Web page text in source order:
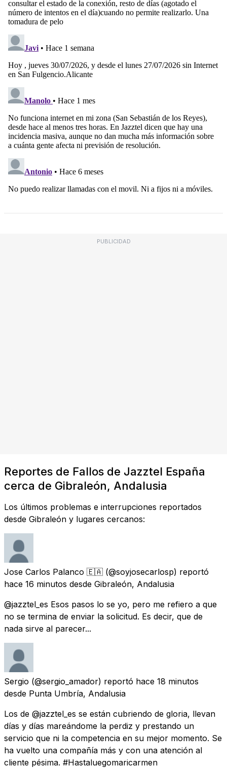
PUBLICIDAD
Reportes de Fallos de Jazztel España
cerca de Gibraleón, Andalusia
Los últimos problemas e interrupciones reportados
desde Gibraleón y lugares cercanos:
Jose Carlos Palanco 🇪🇦 (@soyjosecarlosp) reportó
hace 16 minutos desde Gibraleón, Andalusia
@jazztel_es Esos pasos lo se yo, pero me refiero a que
no se termina de enviar la solicitud. Es decir, que de
nada sirve al parecer...
Sergio (@sergio_amador) reportó hace 18 minutos
desde Punta Umbría, Andalusia
Los de @jazztel_es se están cubriendo de gloria, llevan
días y días mareándome la perdiz y prestando un
servicio que ni la competencia en su mejor momento. Se
ha vuelto una compañía más y con una atención al
cliente pésima. #Hastaluegomaricarmen